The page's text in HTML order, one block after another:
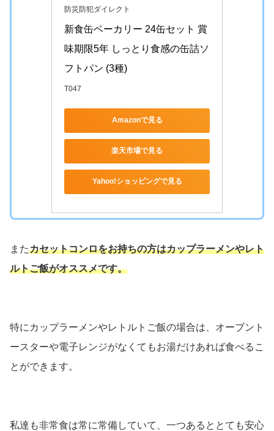
防災防犯ダイレクト
新食缶ベーカリー 24缶セット 賞
味期限5年 しっとり食感の缶詰ソ
フトパン (3種)
T047
Amazonで見る
楽天市場で見る
Yahoo!ショッピングで見る
またカセットコンロをお持ちの方はカップラーメンやレト
ルトご飯がオススメです。
特にカップラーメンやレトルトご飯の場合は、オーブント
ースターや電子レンジがなくてもお湯だけあれば食べるこ
とができます。
私達も非常食は常に常備していて、一つあるととても安心